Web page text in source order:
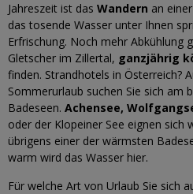
Jahreszeit ist das Wandern an
das tosende Wasser unter Ihnen
Erfrischung. Noch mehr Abkühlung
Gletscher im Zillertal, ganzjährig
finden. Strandhotels in Österreich?
Sommerurlaub suchen Sie sich am
Badeseen. Achensee,
oder der Klopeiner See eignen sich
übrigens einer der wärmsten
warm wird das Wasser hier.
Für welche Art von Urlaub Sie sich